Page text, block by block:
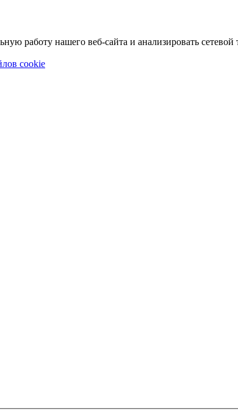
работу нашего веб-сайта и анализировать сетевой
cookie